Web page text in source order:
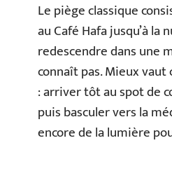
Le piège classique
au Café Hafa jusqu’à la
redescendre dans une
connaît pas. Mieux
: arriver tôt au spot de
puis basculer vers la
encore de la lumière